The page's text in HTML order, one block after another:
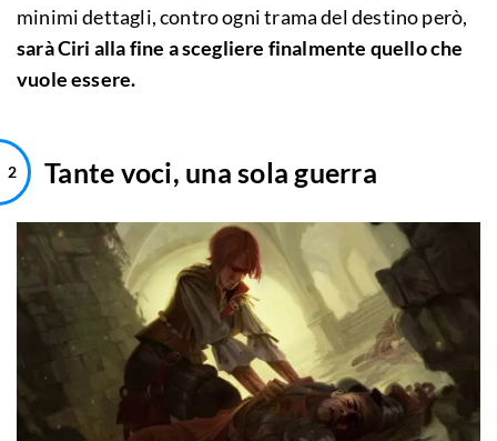
minimi dettagli, contro ogni trama del destino però,
sarà Ciri alla fine a scegliere finalmente quello che
vuole essere.
Tante voci, una sola guerra